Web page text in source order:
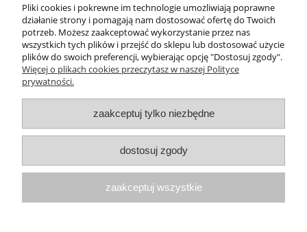
Odstąpienie od umowy
Moje konto
Płatności i dostawa
O nas
Pliki cookies i pokrewne im technologie umożliwiają poprawne
działanie strony i pomagają nam dostosować ofertę do Twoich
potrzeb. Możesz zaakceptować wykorzystanie przez nas
wszystkich tych plików i przejść do sklepu lub dostosować użycie
plików do swoich preferencji, wybierając opcję "Dostosuj zgody".
Więcej o plikach cookies przeczytasz w naszej Polityce
prywatności.
zaakceptuj tylko niezbędne
dostosuj zgody
zaakceptuj wszystkie